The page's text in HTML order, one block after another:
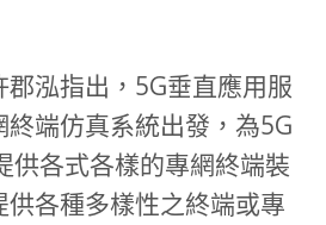
泓指出，5G垂直應用服
端仿真系統出發，為5G
供各式各樣的專網終端裝
各種多樣性之終端或專